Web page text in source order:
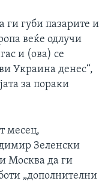
ги губи пазарите и
веќе одлучи
и (ова) се
Украина денес“,
за пораки
месец,
Зеленски
Москва да ги
„дополнителни